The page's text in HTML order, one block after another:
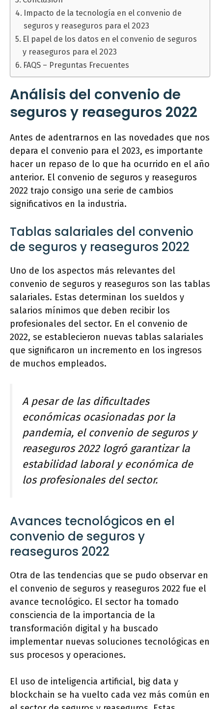
Impacto de la tecnología en el convenio de
seguros y reaseguros para el 2023
El papel de los datos en el convenio de seguros
y reaseguros para el 2023
FAQS – Preguntas Frecuentes
Análisis del convenio de
seguros y reaseguros 2022
Antes de adentrarnos en las novedades que nos
depara el convenio para el 2023, es importante
hacer un repaso de lo que ha ocurrido en el año
anterior. El convenio de seguros y reaseguros
2022 trajo consigo una serie de cambios
significativos en la industria.
Tablas salariales del convenio
de seguros y reaseguros 2022
Uno de los aspectos más relevantes del
convenio de seguros y reaseguros son las tablas
salariales. Estas determinan los sueldos y
salarios mínimos que deben recibir los
profesionales del sector. En el convenio de
2022, se establecieron nuevas tablas salariales
que significaron un incremento en los ingresos
de muchos empleados.
A pesar de las dificultades
económicas ocasionadas por la
pandemia, el convenio de seguros y
reaseguros 2022 logró garantizar la
estabilidad laboral y económica de
los profesionales del sector.
Avances tecnológicos en el
convenio de seguros y
reaseguros 2022
Otra de las tendencias que se pudo observar en
el convenio de seguros y reaseguros 2022 fue el
avance tecnológico. El sector ha tomado
consciencia de la importancia de la
transformación digital y ha buscado
implementar nuevas soluciones tecnológicas en
sus procesos y operaciones.
El uso de inteligencia artificial, big data y
blockchain se ha vuelto cada vez más común en